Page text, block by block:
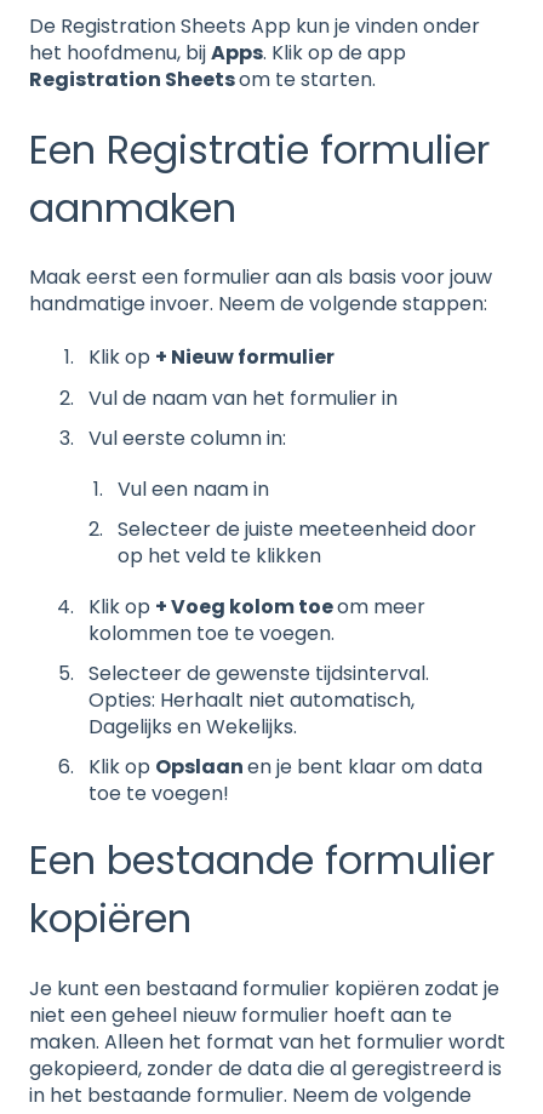
De Registration Sheets App kun je vinden onder
het hoofdmenu, bijApps. Klik op de app
Registration Sheetsom te starten.
Een Registratie formulier
aanmaken
Maak eerst een formulier aan als basis voor jouw
handmatige invoer. Neem de volgende stappen:
Klik op + Nieuw formulier
Vul de naam van het formulier in
Vul eerste column in:
Vul een naam in
Selecteer de juiste meeteenheid door
op het veld te klikken
Klik op + Voeg kolom toeom meer
kolommen toe te voegen.
Selecteer de gewenste tijdsinterval.
Opties: Herhaalt niet automatisch,
Dagelijks en Wekelijks.
Klik op Opslaanen je bent klaar om data
toe te voegen!
Een bestaande formulier
kopiëren
Je kunt een bestaand formulier kopiëren zodat je
niet een geheel nieuw formulier hoeft aan te
maken. Alleen het format van het formulier wordt
gekopieerd, zonder de data die al geregistreerd is
in het bestaande formulier. Neem de volgende